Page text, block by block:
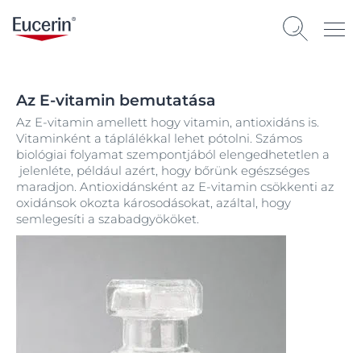
Az E-vitamin bemutatása
Az E-vitamin amellett hogy vitamin, antioxidáns is.
Vitaminként a táplálékkal lehet pótolni. Számos
biológiai folyamat szempontjából elengedhetetlen a
jelenléte, például azért, hogy bőrünk egészséges
maradjon. Antioxidánsként az E-vitamin csökkenti az
oxidánsok okozta károsodásokat, azáltal, hogy
semlegesíti a szabadgyököket.